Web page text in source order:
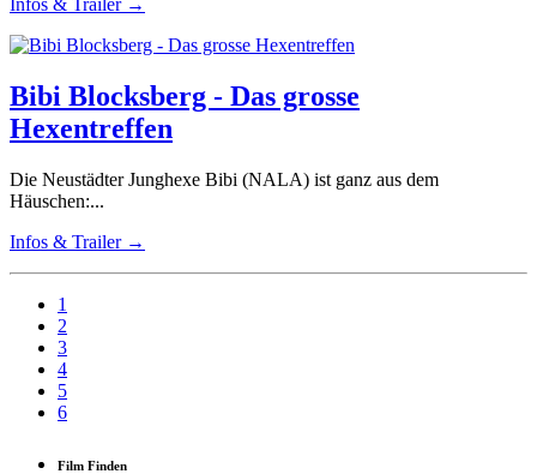
Infos & Trailer →
Bibi Blocksberg - Das grosse
Hexentreffen
Die Neustädter Junghexe Bibi (NALA) ist ganz aus dem
Häuschen:...
Infos & Trailer →
1
2
3
4
5
6
Film Finden